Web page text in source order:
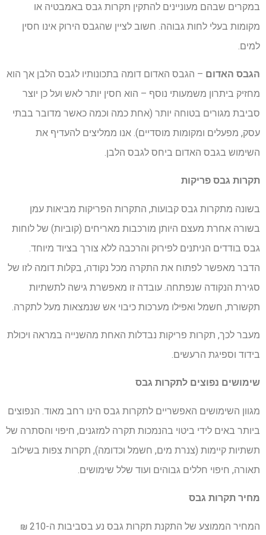
במקרים שבהם מעוניינים להתקין תקרות גבס באמבטיה או
מקומות בעלי לחות גבוהה. חשוב לציין שהגבס הירוק אינו חסין
למים.
הגבס האדום – הגבס האדום דומה בתכונותיו לגבס הלבן אך הוא
מחזיק ביתרון משמעותי נוסף – הוא חסין יותר לאש ועל כן יוצר
סביבת מגורים בטוחה יותר (אחת כמה וכמה כאשר מדובר בבתי
עסק, מפעלים ומקומות מוסדיים). אנו ממליצים להעדיף את
השימוש בגבס האדום ביחס לגבס הלבן.
תקרות גבס פריקות
בשונה מתקרות גבס קבועות, התקרות הפריקות מביאות עמן
בשורה אחרת מעצם היותן מורכבות מאריחים (קוביות) של לוחות
גבס בודדים הניתנים לפירוק והרכבה ללא צורך בציוד מיוחד.
הדבר מאפשר לפתוח את התקרה מכל נקודה, בקלות דומה לזו של
סגירת הנקודה שנפתחה. עובדה זו מאפשרת גישה לתשתיות
תקשורת, חשמל ואפילו מערכות כיבוי אש שנמצאות מעל לתקרה.
מעבר לכך, תקרות פריקות נבדלות האחת מהשנייה במראה ויכולת
בידוד וספיגת הרעשים.
שימושים נפוצים לתקרות גבס
מגוון השימושים האפשריים לתקרות גבס הינו רחב מאוד. הנפוצים
ביותר באים לידי ביטוי בהנמכות תקרה למזגנים, חיפוי והסתרה של
תשתיות קיימות (צנרת מים, חשמל וכדומה), תקרות צפות בשילוב
תאורה, חיפוי חללים גבוהים ועוד שלל שימושים.
מחיר תקרות גבס
המחיר הממוצע של התקנת תקרות גבס נע בסביבות ה-210 ₪